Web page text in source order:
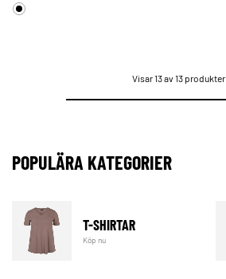
Visar 13 av 13 produkter
POPULÄRA KATEGORIER
T-SHIRTAR
Köp nu